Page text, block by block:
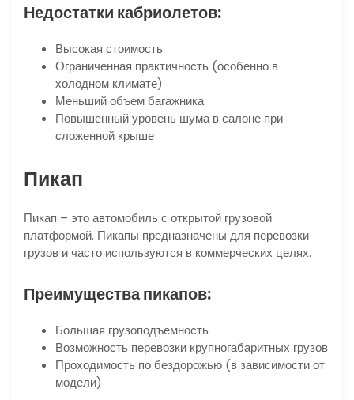
Недостатки кабриолетов:
Высокая стоимость
Ограниченная практичность (особенно в
холодном климате)
Меньший объем багажника
Повышенный уровень шума в салоне при
сложенной крыше
Пикап
Пикап – это автомобиль с открытой грузовой
платформой. Пикапы предназначены для перевозки
грузов и часто используются в коммерческих целях.
Преимущества пикапов:
Большая грузоподъемность
Возможность перевозки крупногабаритных грузов
Проходимость по бездорожью (в зависимости от
модели)